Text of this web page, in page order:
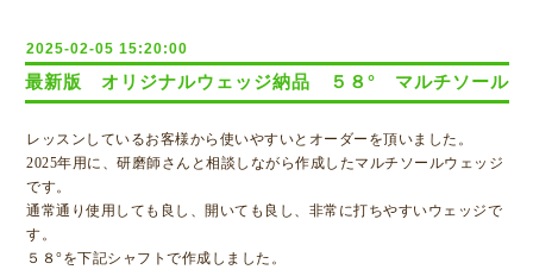
2025-02-05 15:20:00
最新版 オリジナルウェッジ納品 ５８° マルチソール
レッスンしているお客様から使いやすいとオーダーを頂いました。
2025年用に、研磨師さんと相談しながら作成したマルチソールウェッジ
です。
通常通り使用しても良し、開いても良し、非常に打ちやすいウェッジで
す。
５８°を下記シャフトで作成しました。